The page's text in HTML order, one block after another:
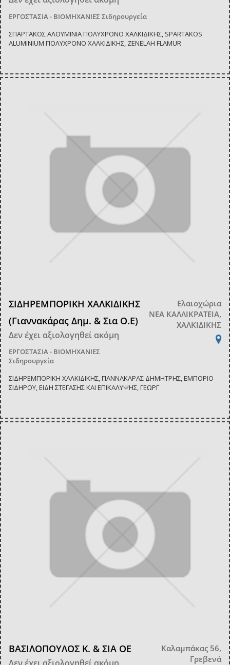
ΕΡΓΟΣΤΑΣΙΑ - ΒΙΟΜΗΧΑΝΙΕΣ Σιδηρουργεία
ΣΠΑΡΤΑΚΟΣ ΑΛΟΥΜΙΝΙΑ ΠΟΛΥΧΡΟΝΟ ΧΑΛΚΙΔΙΚΗΣ, SPARTAKOS
ALUMINIUM ΠΟΛΥΧΡΟΝΟ ΧΑΛΚΙΔΙΚΗΣ, ZENELAH FLAMUR
ΣΙΔΗΡΕΜΠΟΡΙΚΗ ΧΑΛΚΙΔΙΚΗΣ
(Γιαννακάρας Δημ. & Σια Ο.Ε)
Δεν έχει αξιολογηθεί ακόμη
ΕΡΓΟΣΤΑΣΙΑ - ΒΙΟΜΗΧΑΝΙΕΣ
Σιδηρουργεία
Ελαιοχώρια
ΝΕΑ ΚΑΛΛΙΚΡΑΤΕΙΑ,
ΧΑΛΚΙΔΙΚΗΣ
ΣΙΔΗΡΕΜΠΟΡΙΚΗ ΧΑΛΚΙΔΙΚΗΣ, ΓΙΑΝΝΑΚΑΡΑΣ ΔΗΜΗΤΡΗΣ, ΕΜΠΟΡΙΟ
ΣΙΔΗΡΟΥ, ΕΙΔΗ ΣΤΕΓΑΣΗΣ ΚΑΙ ΕΠΙΚΑΛΥΨΗΣ, ΓΕΩΡΓ
ΒΑΣΙΛΟΠΟΥΛΟΣ Κ. & ΣΙΑ ΟΕ
Καλαμπάκας 56,
Γρεβενά